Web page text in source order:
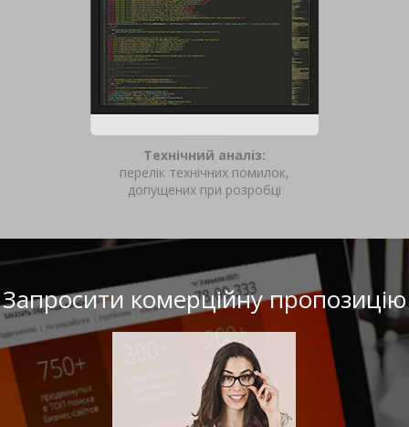
Технічний аналіз:
перелік технічних помилок,
допущених при розробці
Запросити комерційну пропозицію